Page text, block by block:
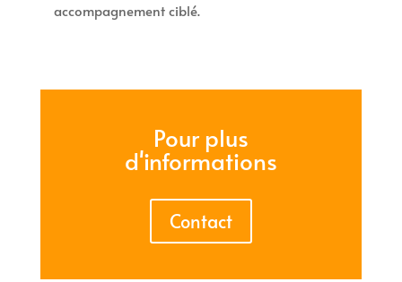
accompagnement ciblé.
Pour plus
d'informations
Contact